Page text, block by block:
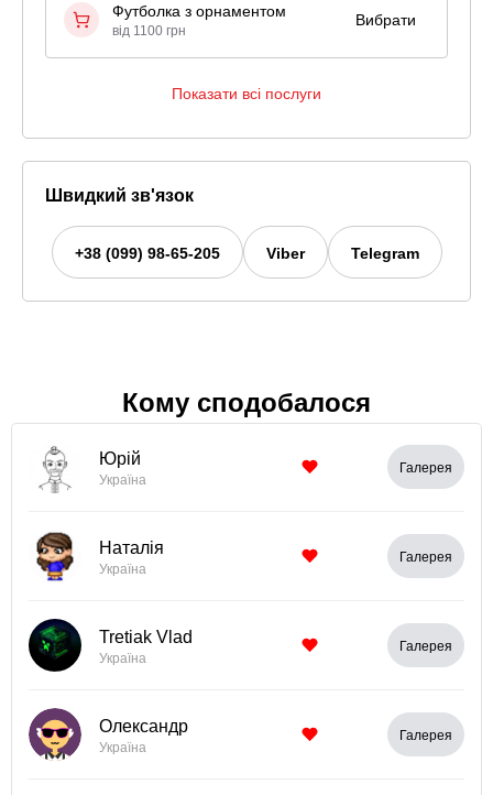
Футболка з орнаментом
від 1100 грн
Вибрати
Показати всі послуги
Швидкий зв'язок
+38 (099) 98-65-205 Viber Telegram
Кому сподобалося
Юрій
Україна
Галерея
Наталія
Україна
Галерея
Tretiak Vlad
Україна
Галерея
Олександр
Україна
Галерея